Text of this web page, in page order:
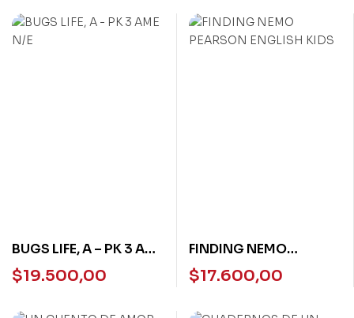
BUGS LIFE, A – PK 3 AME
N/E
$19.500,00
FINDING NEMO
PEARSON ENGLISH
KIDS
$17.600,00